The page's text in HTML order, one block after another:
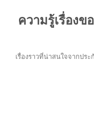
ความรู้เรื่อง
เรื่องราวที่น่าสนใจจากปร